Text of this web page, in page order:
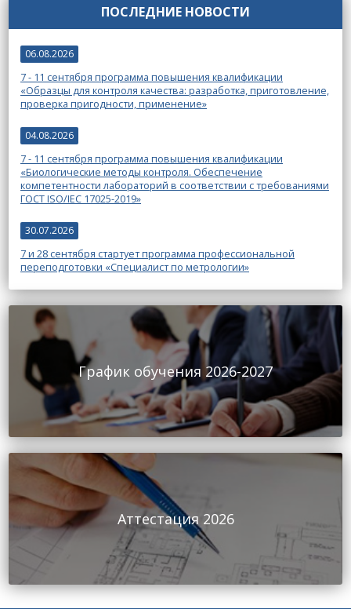
ПОСЛЕДНИЕ НОВОСТИ
06.08.2026
7 - 11 сентября программа повышения квалификации
«Образцы для контроля качества: разработка, приготовление,
проверка пригодности, применение»
04.08.2026
7 - 11 сентября программа повышения квалификации
«Биологические методы контроля. Обеспечение
компетентности лабораторий в соответствии с требованиями
ГОСТ ISO/IEC 17025-2019»
30.07.2026
7 и 28 сентября стартует программа профессиональной
переподготовки «Специалист по метрологии»
График обучения 2026-2027
Аттестация 2026